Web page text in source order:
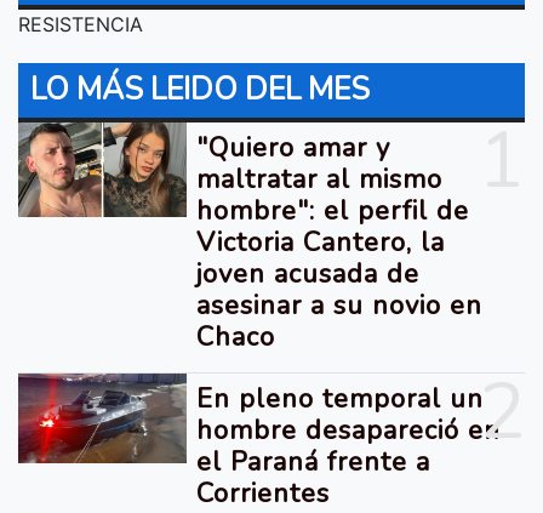
RESISTENCIA
LO MÁS LEIDO DEL MES
"Quiero amar y
maltratar al mismo
hombre": el perfil de
Victoria Cantero, la
joven acusada de
asesinar a su novio en
Chaco
2
En pleno temporal un
hombre desapareció en
el Paraná frente a
Corrientes